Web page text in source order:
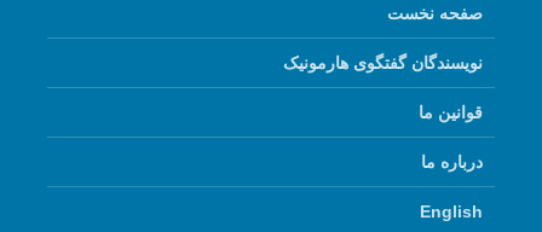
صفحه نخست
نویسندگان گفتگوی هارمونیک
قوانین ما
درباره ما
English